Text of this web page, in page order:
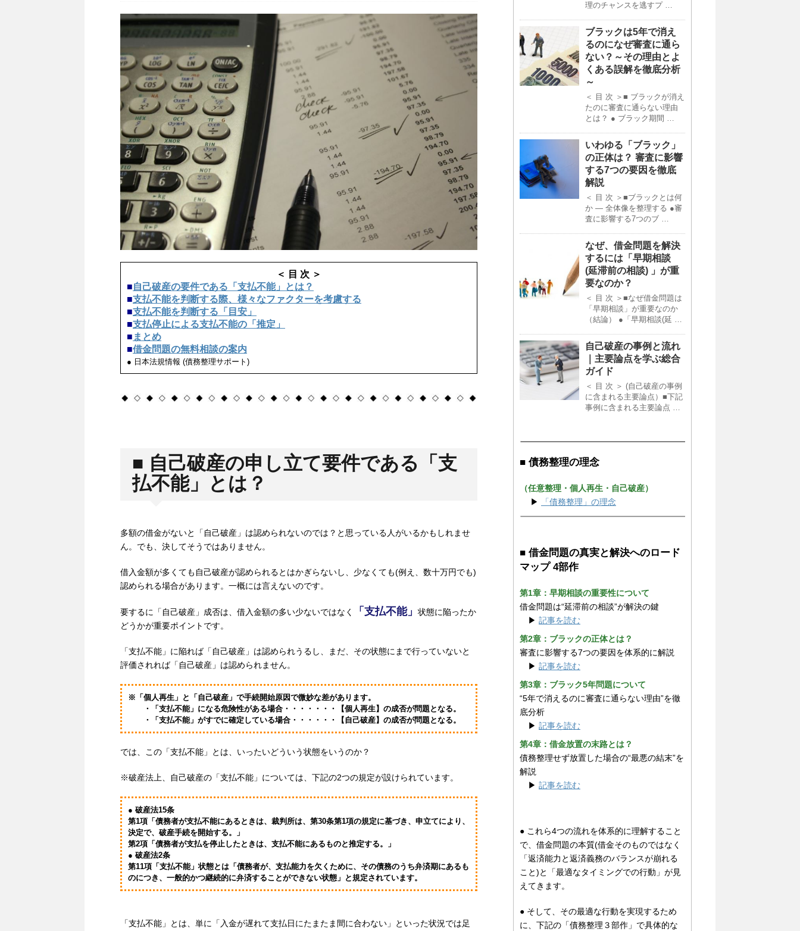
＜ 目 次 ＞
■自己破産の要件である「支払不能」とは？
■支払不能を判断する際、様々なファクターを考慮する
■支払不能を判断する「目安」
■支払停止による支払不能の「推定」
■ まとめ
■借金問題の無料相談の案内
● 日本法規情報 (債務整理サポート)
■ 自己破産の申し立て要件である「支
払不能」とは？
多額の借金がないと「自己破産」は認められないのでは？と思っている人がいるかもしれませ
ん。でも、決してそうではありません。
借入金額が多くても自己破産が認められるとはかぎらないし、少なくても(例え、数十万円でも)
認められる場合があります。一概には言えないのです。
要するに「自己破産」成否は、借入金額の多い少ないではなく 「支払不能」
状態に陥ったか
どうかが重要ポイントです。
「支払不能」に陥れば「自己破産」は認められうるし、まだ、その状態にまで行っていないと
評価されれば「自己破産」は認められません。
※「個人再生」と「自己破産」で手続開始原因で微妙な差があります。
・「支払不能」になる危険性がある場合・・・・・・・【個人再生】の成否が問題となる。
・「支払不能」がすでに確定している場合・・・・・・【自己破産】の成否が問題となる。
では、この「支払不能」とは、いったいどういう状態をいうのか？
※破産法上、自己破産の「支払不能」については、下記の2つの規定が設けられています。
● 破産法15条
第1項「債務者が支払不能にあるときは、裁判所は、第30条第1項の規定に基づき、申立てにより、
決定で、破産手続を開始する。」
第2項「債務者が支払を停止したときは、支払不能にあるものと推定する。」
● 破産法2条
第11項「支払不能」状態とは「債務者が、支払能力を欠くために、その債務のうち弁済期にあるも
のにつき、一般的かつ継続的に弁済することができない状態」と規定されています。
「支払不能」とは、単に「入金が遅れて支払日にたまたま間に合わない」といった状況では足
理のチャンスを逃すプ …
ブラックは5年で消え
るのになぜ審査に通ら
ない？～その理由とよ
くある誤解を徹底分析
～
＜ 目 次 ＞■ ブラックが消え
たのに審査に通らない理由
とは？ ● ブラック期間 …
いわゆる「ブラック」
の正体は？ 審査に影響
する7つの要因を徹底
解説
＜ 目 次 ＞■ブラックとは何
か ― 全体像を整理する ●審
査に影響する7つのブ …
なぜ、借金問題を解決
するには「早期相談
(延滞前の相談) 」が重
要なのか？
＜ 目 次 ＞■なぜ借金問題は
「早期相談」が重要なのか
（結論） ●「早期相談(延 …
自己破産の事例と流れ
｜主要論点を学ぶ総合
ガイド
＜ 目 次 ＞ (自己破産の事例
に含まれる主要論点）■下記
事例に含まれる主要論点 …
■ 債務整理の理念
（任意整理・個人再生・自己破産）
▶
「債務整理」の理念
■ 借金問題の真実と解決へのロード
マップ 4部作
第1章：早期相談の重要性について
借金問題は“延滞前の相談”が解決の鍵
▶ 記事を読む
第2章：ブラックの正体とは？
審査に影響する7つの要因を体系的に解説
▶ 記事を読む
第3章：ブラック5年問題について
“5年で消えるのに審査に通らない理由”を徹
底分析
▶ 記事を読む
第4章：借金放置の末路とは？
債務整理せず放置した場合の“最悪の結末”を
解説
▶ 記事を読む
● これら4つの流れを体系的に理解すること
で、借金問題の本質(借金そのものではなく
「返済能力と返済義務のバランスが崩れる
こと)と「最適なタイミングでの行動」が見
えてきます。
● そして、その最適な行動を実現するため
に、下記の「債務整理３部作」で具体的な